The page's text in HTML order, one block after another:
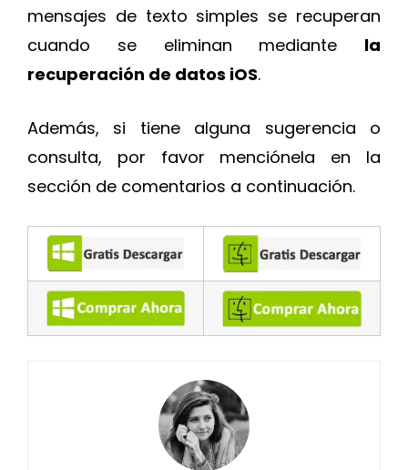
mensajes de texto simples se recuperan
cuando se eliminan mediante la
recuperación de datos iOS.
Además, si tiene alguna sugerencia o
consulta, por favor menciónela en la
sección de comentarios a continuación.